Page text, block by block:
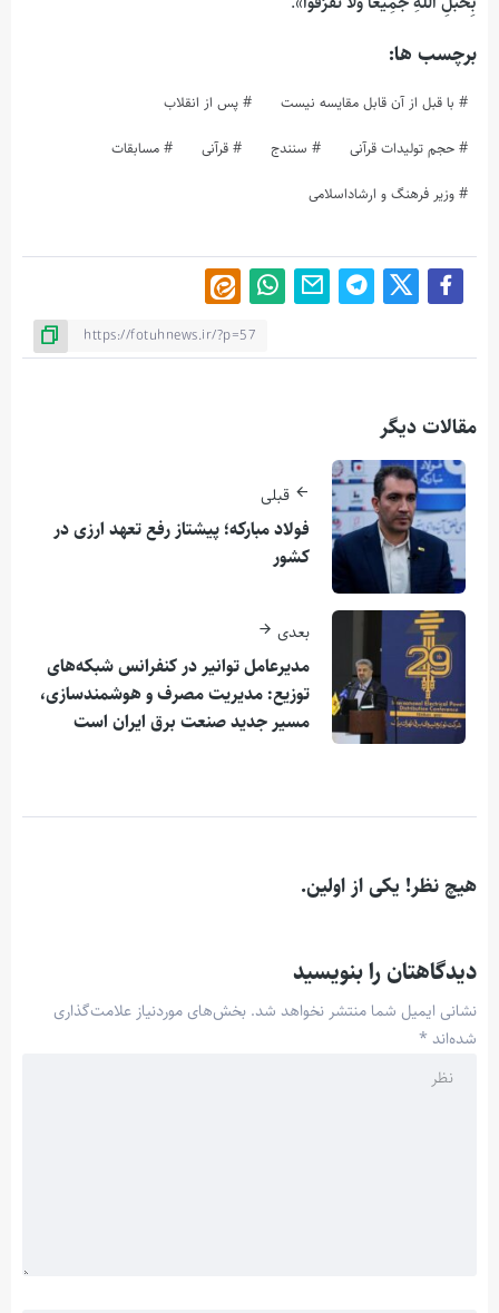
برچسب ها:
با قبل از آن قابل مقایسه نیست پس از انقلاب
حجم تولیدات قرآنی سنندج قرآنی مسابقات
وزیر فرهنگ و ارشاداسلامی
مقالات دیگر
قبلی
فولاد مبارکه؛ پیشتاز رفع تعهد ارزی در
کشور
بعدی
مدیرعامل توانیر در کنفرانس شبکه‌های
توزیع: مدیریت مصرف و هوشمندسازی،
مسیر جدید صنعت برق ایران است
هیچ نظر! یکی از اولین.
دیدگاهتان را بنویسید
نشانی ایمیل شما منتشر نخواهد شد. بخش‌های موردنیاز علامت‌گذاری
شده‌اند *